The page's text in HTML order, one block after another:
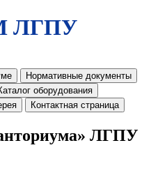
ЛГПУ
Нормативные документы
оборудования
Контактная страница
ЛГПУ